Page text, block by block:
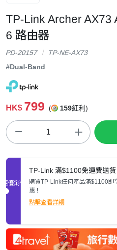
TP-Link Archer AX73
6 路由器
PD-20157
TP-NE-AX73
#Dual-Band
HK$ 799 ( 159紅利)
促銷優惠
TP-Link 滿$1100免運費送貨
購買TP-Link任何產品滿$1100即
惠！
點擊查看詳細